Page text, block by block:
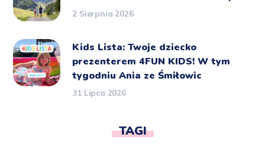
2 Sierpnia 2026
Kids Lista: Twoje dziecko
prezenterem 4FUN KIDS! W tym
tygodniu Ania ze Śmiłowic
31 Lipca 2026
TAGI